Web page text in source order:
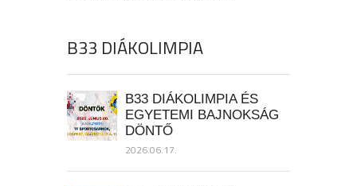
B33 DIÁKOLIMPIA
B33 DIÁKOLIMPIA ÉS
EGYETEMI BAJNOKSÁG
DÖNTŐ
2026.06.17.